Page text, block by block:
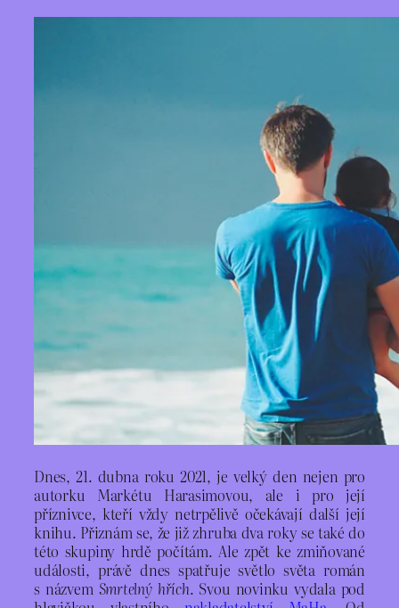
Dnes, 21. dubna roku 2021, je velký den nejen pro
autorku Markétu Harasimovou, ale i pro její
příznivce, kteří vždy netrpělivě očekávají další její
knihu. Přiznám se, že již zhruba dva roky se také do
této skupiny hrdě počítám. Ale zpět ke zmiňované
události, právě dnes spatřuje světlo světa román
s názvem Smrtelný hřích. Svou novinku vydala pod